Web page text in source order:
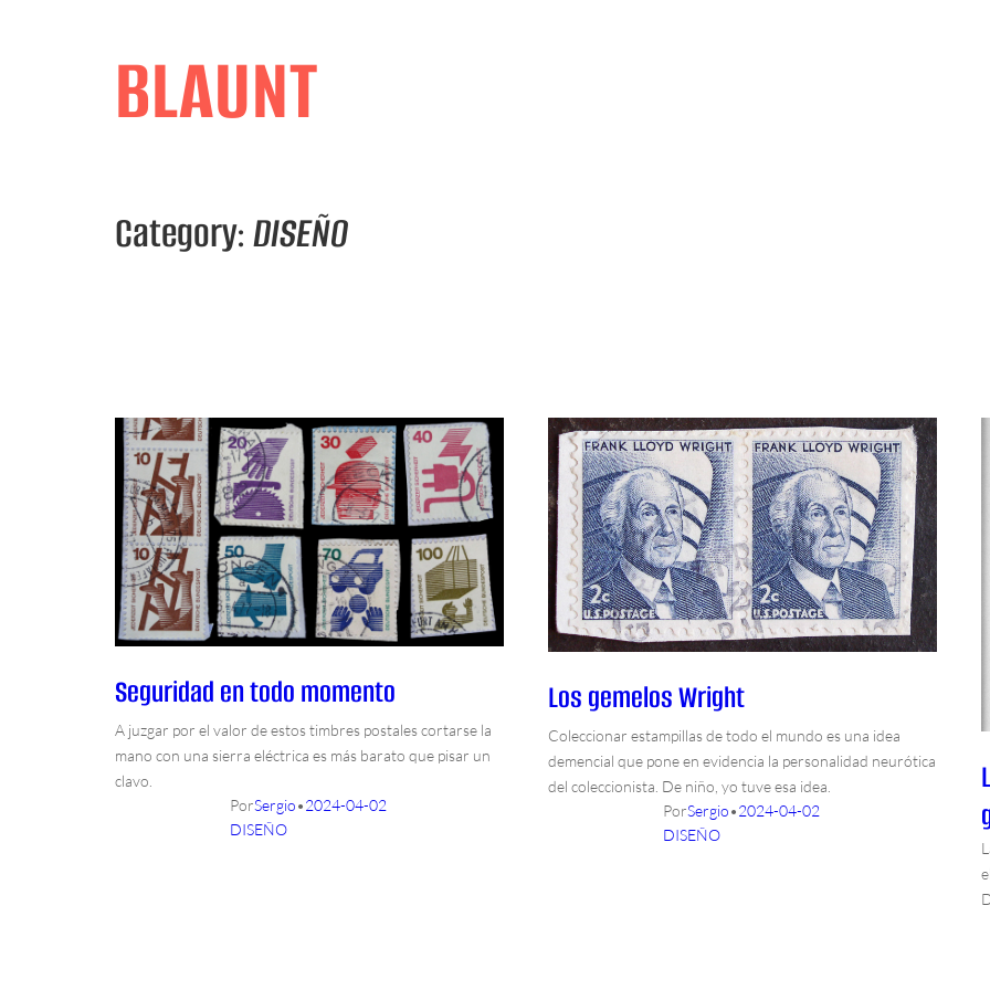
BLAUNT
Category:DISEÑO
Seguridad en todo momento
A juzgar por el valor de estos timbres postales cortarse la
mano con una sierra eléctrica es más barato que pisar un
clavo.
PorSergio•2024-04-02
DISEÑO
Los gemelos Wright
Coleccionar estampillas de todo el mundo es una idea
demencial que pone en evidencia la personalidad neurótica
del coleccionista. De niño, yo tuve esa idea.
PorSergio•2024-04-02
DISEÑO